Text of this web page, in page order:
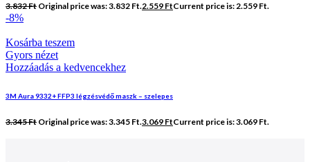
3.832Ft Original price was: 3.832 Ft.2.559 FtCurrent price is: 2.559 Ft.
-8%
Kosárba teszem
Gyors nézet
Hozzáadás a kedvencekhez
3M Aura 9332+ FFP3 légzésvédő maszk – szelepes
3.345Ft Original price was: 3.345 Ft.3.069 FtCurrent price is: 3.069 Ft.